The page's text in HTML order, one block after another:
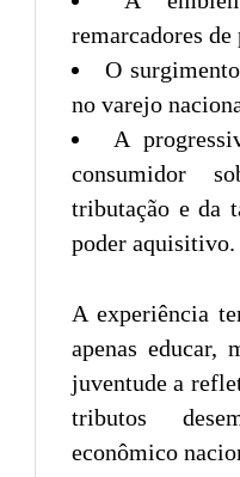
remarcadores de
O
no varejo
A
consumidor
tributação e da
poder aquisitivo.
A experiência
apenas educar,
juventude a
tributos
econômico